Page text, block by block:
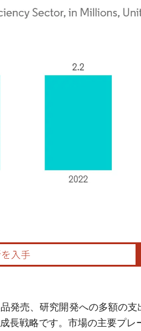
発売、研究開発への多額の
戦略です。市場の主要プレ